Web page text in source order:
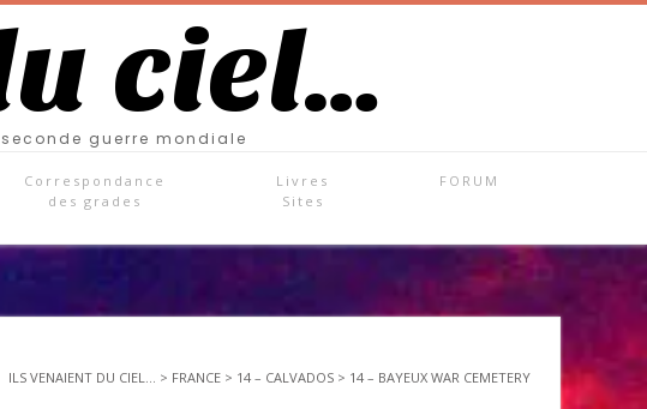
ciel…
guerre mondiale
Correspondance
des grades
Livres
Sites
FORUM
ILS VENAIENT DU CIEL... > FRANCE > 14 – CALVADOS > 14 – BAYEUX WAR CEMETERY